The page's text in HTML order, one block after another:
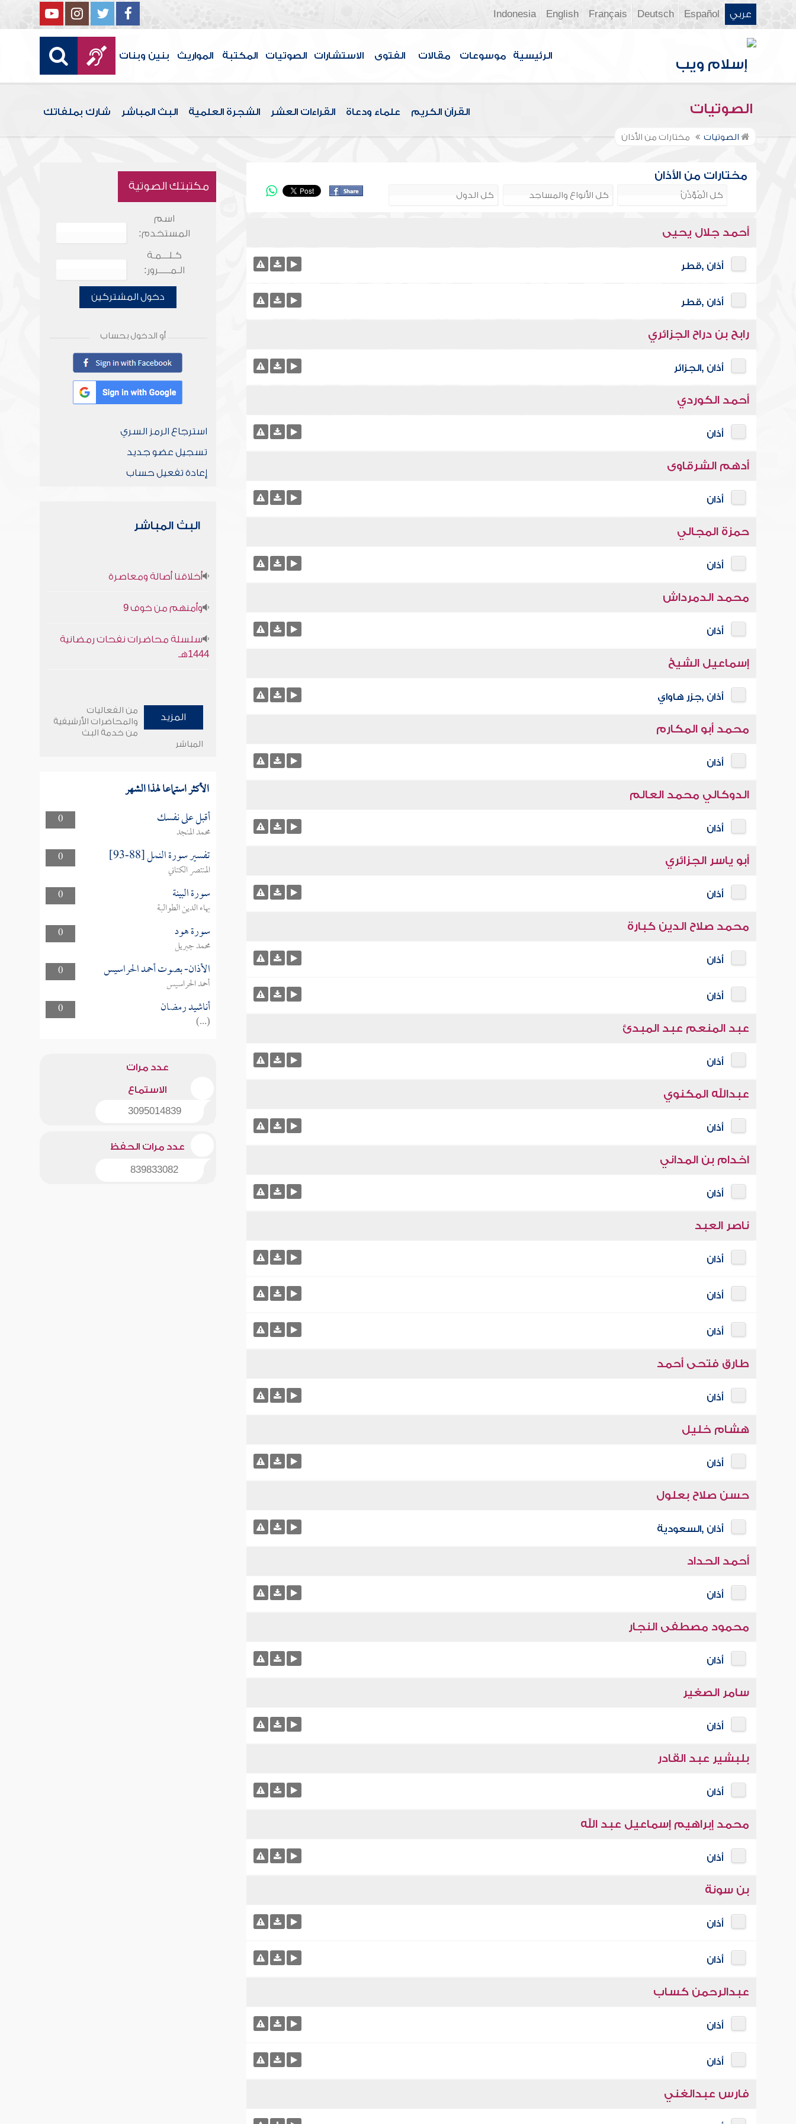
عربي Español
Deutsch
Français
English
Indonesia
الرئيسية موسوعات مقالات الفتوى الاستشارات الصوتيات المكتبة المواريث بنين وبنات
الصوتيات القرآن الكريم علماء ودعاة القراءات العشر الشجرة العلمية البث المباشر شارك بملفاتك
الصوتيات مختارات من الأذان
مختارات من الأذان
أحمد جلال يحيى
أذان ,قطر
أذان ,قطر
رابح بن دراح الجزائري
أذان ,الجزائر
أحمد الكوردي
أذان
أدهم الشرقاوى
أذان
حمزة المجالي
أذان
محمد الدمرداش
أذان
إسماعيل الشيخ
أذان ,جزر هاواي
محمد أبو المكارم
أذان
الدوكالي محمد العالم
أذان
أبو ياسر الجزائري
أذان
محمد صلاح الدين كبارة
أذان
أذان
عبد المنعم عبد المبدئ
أذان
عبدالله المكنوي
أذان
اخدام بن المداني
أذان
ناصر العبد
أذان
أذان
أذان
طارق فتحى أحمد
أذان
هشام خليل
أذان
حسن صلاح بعلول
أذان ,السعودية
أحمد الحداد
أذان
محمود مصطفى النجار
أذان
سامر الصغير
أذان
بلبشير عبد القادر
أذان
محمد إبراهيم إسماعيل عبد الله
أذان
بن سونة
أذان
أذان
عبدالرحمن كساب
أذان
أذان
فارس عبدالغني
مكتبتك الصوتية
اسم
المستخدم:
كـلـــمـة
الـمـــــرور:
دخول المشتركين
أو الدخول بحساب
استرجاع الرمز السري
تسجيل عضو جديد
إعادة تفعيل حساب
البث المباشر
أخلاقنا أصالة ومعاصرة
وأمنهم من خوف 9
سلسلة محاضرات نفحات رمضانية
1444هـ
المزيد
من الفعاليات
والمحاضرات الأرشيفية
من خدمة البث
المباشر
الأكثر استماعا لهذا الشهر
0 أقبل على نفسك
محمد المنجد
0
تفسير سورة النمل [88-93]
المنتصر الكتاني
0
سورة البينة
بهاء الدين الطوالبة
0
سورة هود
محمد جبريل
0
الأذان- بصوت أحمد الحراسيس
أحمد الحراسيس
0
أناشيد رمضان
(...)
عدد مرات
الاستماع
3095014839
عدد مرات الحفظ
839833082